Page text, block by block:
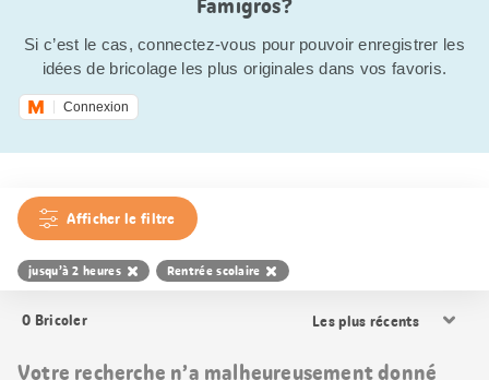
Si c’est le cas, connectez-vous pour pouvoir enregistrer les
idées de bricolage les plus originales dans vos favoris.
Connexion
Afficher le filtre
jusqu’à 2 heures Rentrée scolaire
0 Bricoler
les
Votre recherche n’a malheureusement donné